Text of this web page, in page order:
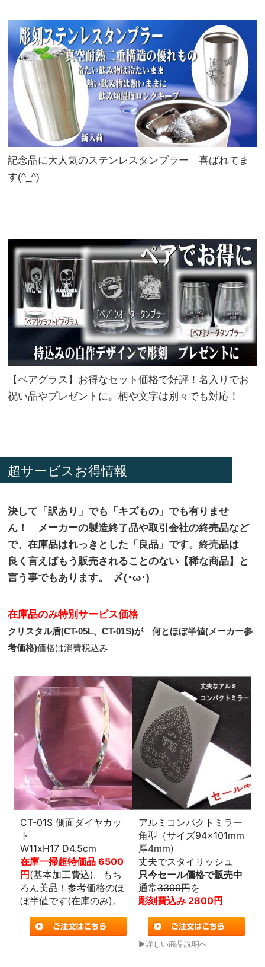
記念品に大人気のステンレスタンブラー 喜ばれてま
す(^_^)
【ペアグラス】お得なセット価格で好評！名入りでお
祝い品やプレゼントに。柄や文字は別々でも対応！
超サービスお得情報
決して「訳あり」でも「キズもの」でも有りませ
ん！ メーカーの製造終了品や取引会社の終売品など
で、在庫品はれっきとした「良品」です。終売品は
良く言えばもう販売されることのない【稀な商品】と
言う事でもあります。_〆(･ω･)
在庫品のみ特別サービス価格
クリスタル盾(CT-05L、CT-01S)が 何とほぼ半値(メーカー参
考価格)価格は消費税込み
CT-01S 側面ダイヤカッ
ト
W11xH17 D4.5cm
在庫一掃超特価品 6500
円 (基本加工費込)。もち
ろん美品！参考価格のほ
ぼ半値です(在庫のみ)。
アルミコンパクトミラー
角型（サイズ94×101mm
厚4mm)
丈夫でスタイリッシュ
只今セール価格で販売中
通常3300円を
彫刻費込み 2800円
▶詳しい商品説明へ